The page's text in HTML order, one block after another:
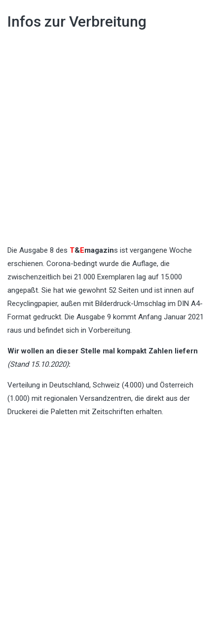
Infos zur Verbreitung
Die Ausgabe 8 des T&Emagazins ist vergangene Woche
erschienen. Corona-bedingt wurde die Auflage, die
zwischenzeitlich bei 21.000 Exemplaren lag auf 15.000
angepaßt. Sie hat wie gewohnt 52 Seiten und ist innen auf
Recyclingpapier, außen mit Bilderdruck-Umschlag im DIN A4-
Format gedruckt. Die Ausgabe 9 kommt Anfang Januar 2021
raus und befindet sich in Vorbereitung.
Wir wollen an dieser Stelle mal kompakt Zahlen liefern
(Stand 15.10.2020):
Verteilung in Deutschland, Schweiz (4.000) und Österreich
(1.000) mit regionalen Versandzentren, die direkt aus der
Druckerei die Paletten mit Zeitschriften erhalten.